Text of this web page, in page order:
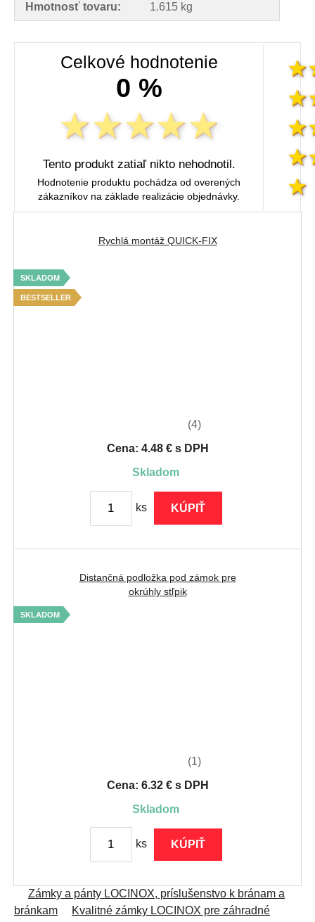
Hmotnosť tovaru: 1.615 kg
Celkové hodnotenie
0 %
Tento produkt zatiaľ nikto nehodnotil.
Hodnotenie produktu pochádza od overených
zákazníkov na základe realizácie objednávky.
Rychlá montáž QUICK-FIX
SKLADOM
BESTSELLER
(4)
Cena: 4.48 € s DPH
skladom
ks KÚPIŤ
Distančná podložka pod zámok pre
okrúhly stľpik
SKLADOM
(1)
Cena: 6.32 € s DPH
skladom
ks KÚPIŤ
Zámky a pánty LOCINOX, príslušenstvo k bránam a
bránkam
Kvalitné zámky LOCINOX pre záhradné